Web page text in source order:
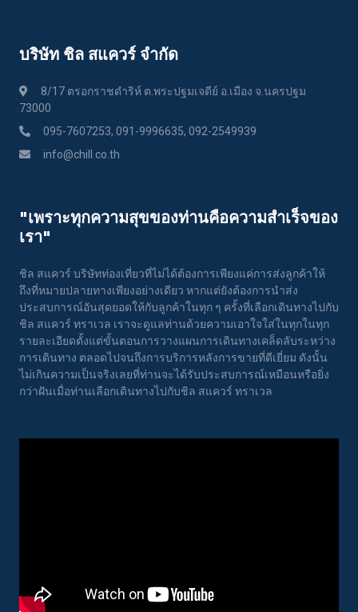
บริษัท ชิล สแควร์ จำกัด
8/17 ตรอกราชดำริห์ ต.พระปฐมเจดีย์ อ.เมือง จ.นครปฐม
73000
095-7607253, 091-9996635, 092-2549939
info@chill.co.th
"เพราะทุกความสุขของท่านคือความสําเร็จของ
เรา"
ชิล สแควร์ บริษัทท่องเที่ยวที่ไม่ได้ต้องการเพียงแค่การส่งลูกค้าให้
ถึงที่หมายปลายทางเพียงอย่างเดียว หากแต่ยังต้องการนำส่ง
ประสบการณ์อันสุดยอดให้กับลูกค้าในทุก ๆ ครั้งที่เลือกเดินทางไปกับ
ชิล สแควร์ ทราเวล เราจะดูแลท่านด้วยความเอาใจใส่ในทุกในทุก
รายละเอียดตั้งแต่ขั้นตอนการวางแผนการเดินทางเคล็ดลับระหว่าง
การเดินทาง ตลอดไปจนถึงการบริการหลังการขายที่ดีเยี่ยม ดังนั้น
ไม่เกินความเป็นจริงเลยที่ท่านจะได้รับประสบการณ์เหมือนหรือยิ่ง
กว่าฝันเมื่อท่านเลือกเดินทางไปกับชิล สแควร์ ทราเวล